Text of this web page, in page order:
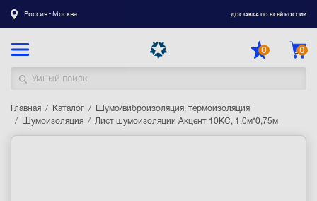
Россия - Москва ДОСТАВКА ПО ВСЕЙ РОССИИ
0 0
Каталог товаров
Главная Каталог
Шумо/виброизоляция, термоизоляция
Шумоизоляция
Лист шумоизоляции Акцент 10КС, 1,0м*0,75м